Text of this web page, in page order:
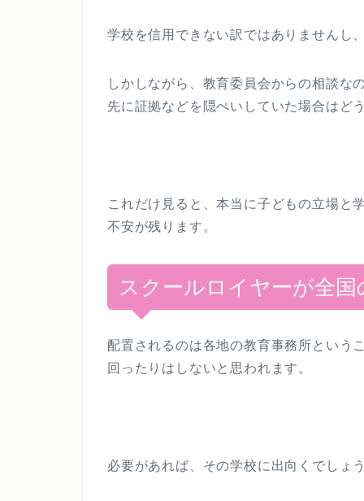
学校を信用できない訳ではありませんし
しかしながら、教育委員会からの相談な
先に証拠などを隠ぺいしていた場合はど
これだけ見ると、本当に子どもの立場と
不安が残ります。
スクールロイヤーが全
配置されるのは各地の教育事務所という
回ったりはしないと思われます。
必要があれば、その学校に出向くでしょ